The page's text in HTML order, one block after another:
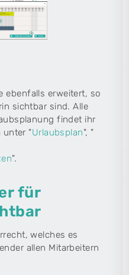
ebenfalls erweitert, so
sichtbar sind. Alle
findet ihr
unter "Urlaubsplan", "
".
für
welches es
allen Mitarbeitern